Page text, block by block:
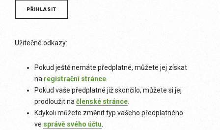
Užitečné odkazy:
Pokud ještě nemáte předplatné, můžete jej získat
na registrační stránce
Pokud vaše předplatné již skončilo, můžete si jej
prodloužit na členské stránce
Kdykoli můžete změnit typ vašeho předplatného
ve správě svého účtu